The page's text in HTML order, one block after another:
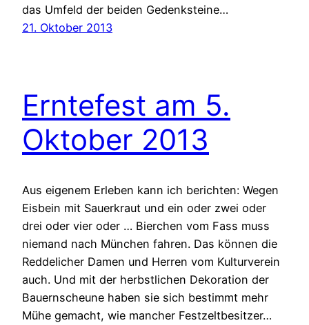
das Umfeld der beiden Gedenksteine…
21. Oktober 2013
Erntefest am 5.
Oktober 2013
Aus eigenem Erleben kann ich berichten: Wegen
Eisbein mit Sauerkraut und ein oder zwei oder
drei oder vier oder … Bierchen vom Fass muss
niemand nach München fahren. Das können die
Reddelicher Damen und Herren vom Kulturverein
auch. Und mit der herbstlichen Dekoration der
Bauernscheune haben sie sich bestimmt mehr
Mühe gemacht, wie mancher Festzeltbesitzer…